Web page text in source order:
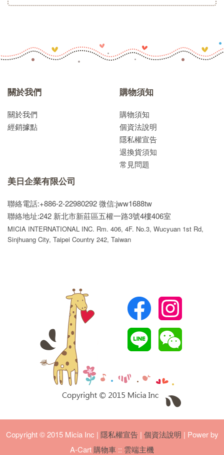
關於我們
關於我們
經銷據點
購物須知
購物須知
個資法說明
隱私權宣告
退換貨須知
常見問題
美日企業有限公司
聯絡電話:+886-2-22980292微信:jww1688tw
聯絡地址:242 新北市新莊區五權一路3號4樓406室
MICIA INTERNATIONAL INC. Rm. 406, 4F. No.3, Wucyuan 1st Rd,
Sinjhuang City, Taipei Country 242, Taiwan
Copyright © 2015 Micia Inc | 隱私權宣告| 個資法說明 | Power by
A-Cart購物車 :: 雲端主機